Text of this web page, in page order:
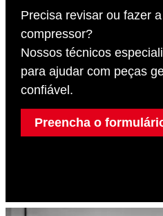
Precisa revisar ou fazer
compressor?
Nossos técnicos
para ajudar com peças
confiável.
Preencha o